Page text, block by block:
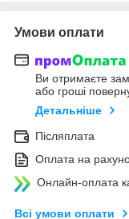
Умови оплати
Ви отримаєте
або гроші
Детальніше
Післяплата
Оплата на
Онлайн-оплата
Всі умови оплати